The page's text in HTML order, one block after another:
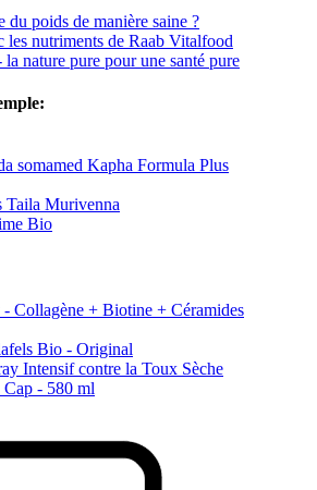
du poids de manière saine ?
les nutriments de Raab Vitalfood
nature pure pour une santé pure
somamed Kapha Formula Plus
Taila Murivenna
Bio
Collagène + Biotine + Céramides
Bio - Original
Intensif contre la Toux Sèche
- 580 ml